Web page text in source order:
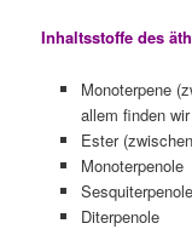
Inhaltsstoffe des
Monoterpene
allem finden
Ester
Monoterpenole
Sesquiterpenole
Diterpenole